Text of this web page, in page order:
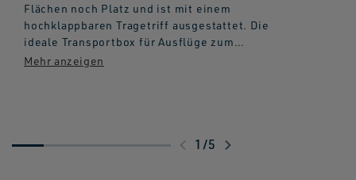
Flächen noch Platz und ist mit einem
hochklappbaren Tragetriff ausgestattet. Die
ideale Transportbox für Ausflüge zum
Beobachtungsversteck, Bootsabenteuer
verwendest, im Inneren bleibt alles sicher
1 /5